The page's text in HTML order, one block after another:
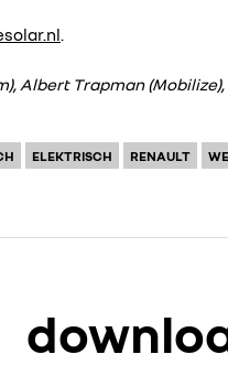
.
Albert Trapman
ELEKTRISCH RENAULT